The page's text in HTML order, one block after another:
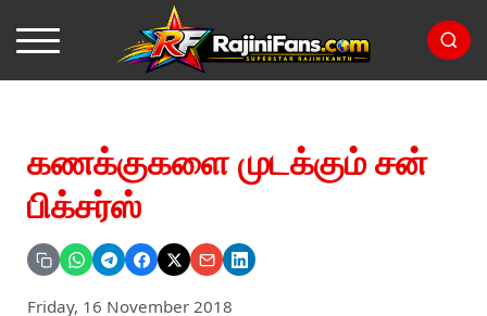
கணக்குகளை முடக்கும் சன்
பிக்சர்ஸ்
Friday, 16 November 2018